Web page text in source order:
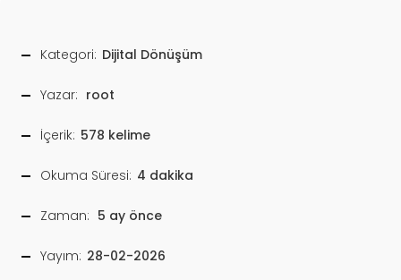
Kategori: Dijital Dönüşüm
Yazar: root
İçerik: 578 kelime
Okuma Süresi: 4 dakika
Zaman: 5 ay önce
Yayım: 28-02-2026